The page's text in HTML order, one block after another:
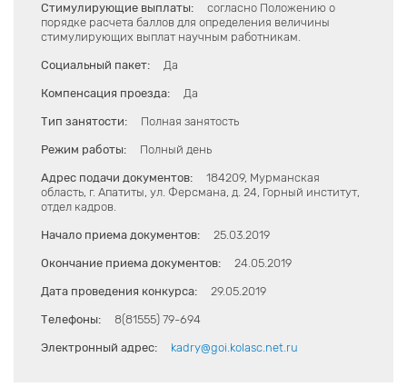
Стимулирующие выплаты:
согласно Положению о
порядке расчета баллов для определения величины
стимулирующих выплат научным работникам.
Социальный пакет: Да
Компенсация проезда: Да
Тип занятости: Полная занятость
Режим работы: Полный день
Адрес подачи документов:
184209, Мурманская
область, г. Апатиты, ул. Ферсмана, д. 24, Горный институт,
отдел кадров.
Начало приема документов: 25.03.2019
Окончание приема документов: 24.05.2019
Дата проведения конкурса: 29.05.2019
Телефоны: 8(81555) 79-694
Электронный адрес: kadry@goi.kolasc.net.ru